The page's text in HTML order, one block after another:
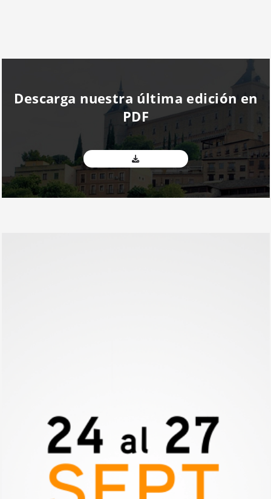
Descarga nuestra última edición en
PDF